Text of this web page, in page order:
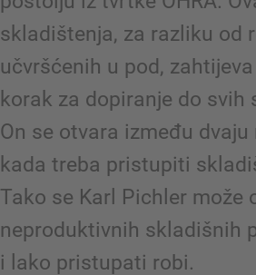
skladištenja, za razliku od
učvršćenih u pod,
korak za dopiranje do svih
On se otvara između dvaju
kada treba pristupiti
Tako se Karl Pichler može
neproduktivnih skladišnih
i lako pristupati robi.